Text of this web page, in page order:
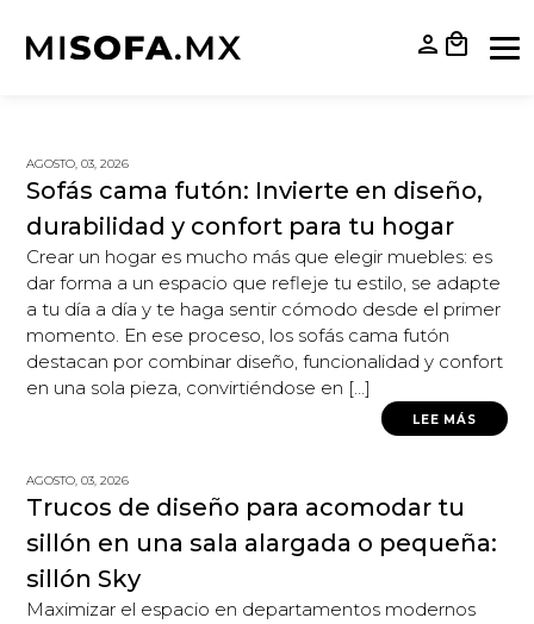
person local_mall
AGOSTO, 03, 2026
Sofás cama futón: Invierte en diseño,
durabilidad y confort para tu hogar
Crear un hogar es mucho más que elegir muebles: es
dar forma a un espacio que refleje tu estilo, se adapte
a tu día a día y te haga sentir cómodo desde el primer
momento. En ese proceso, los sofás cama futón
destacan por combinar diseño, funcionalidad y confort
en una sola pieza, convirtiéndose en […]
LEE MÁS
AGOSTO, 03, 2026
Trucos de diseño para acomodar tu
sillón en una sala alargada o pequeña:
sillón Sky
Maximizar el espacio en departamentos modernos